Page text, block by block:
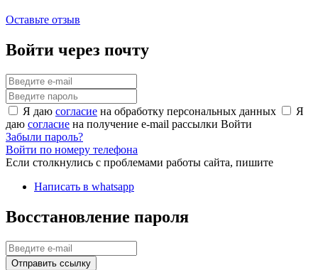
Оставьте отзыв
Войти через почту
Я даю согласие на обработку персональных данных
Я
даю согласие на получение e-mail рассылки Войти
Забыли пароль?
Войти по номеру телефона
Если столкнулись с проблемами работы сайта, пишите
Написать в whatsapp
Восстановление пароля
Отправить ссылку